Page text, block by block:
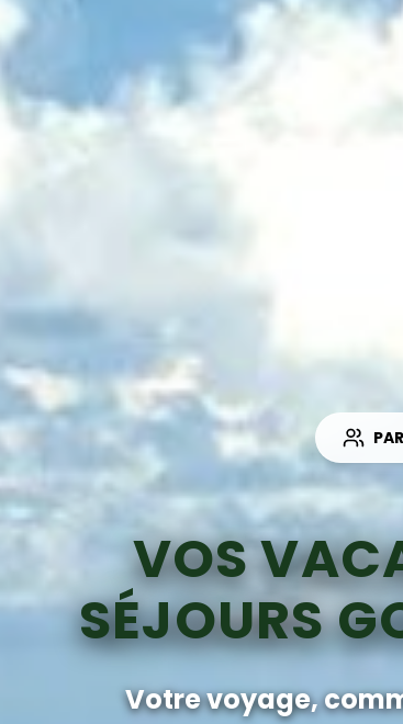
VOS
SÉJOURS
Votre voyage,